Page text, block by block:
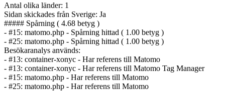
Antal olika länder: 1
Sidan skickades från Sverige: Ja
##### Spårning ( 4.68 betyg )
- #15: matomo.php - Spårning hittad ( 1.00 betyg )
- #25: matomo.php - Spårning hittad ( 1.00 betyg )
Besökaranalys används:
- #13: container-xonyc - Har referens till Matomo
- #13: container-xonyc - Har referens till Matomo Tag Manager
- #15: matomo.php - Har referens till Matomo
- #25: matomo.php - Har referens till Matomo